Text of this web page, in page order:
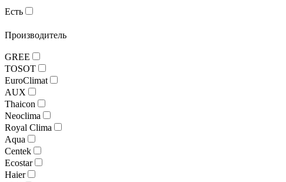
Есть
Производитель
GREE
TOSOT
EuroClimat
AUX
Thaicon
Neoclima
Royal Clima
Aqua
Centek
Ecostar
Haier